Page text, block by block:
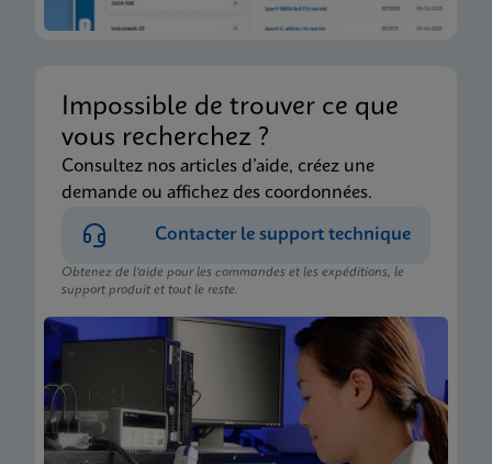
Impossible de trouver ce que
vous recherchez ?
Consultez nos articles d’aide, créez une
demande ou affichez des coordonnées.
Contacter le support technique
Obtenez de l’aide pour les commandes et les expéditions, le
support produit et tout le reste.